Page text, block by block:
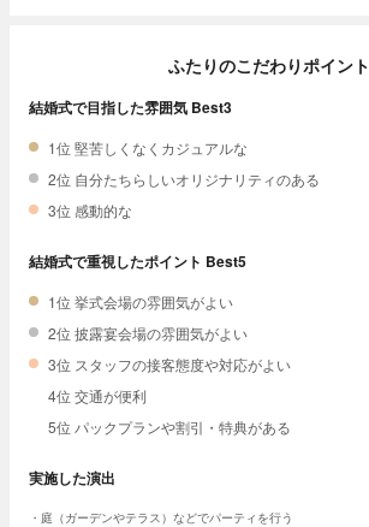
ふたりのこだわりポイント
結婚式で目指した雰囲気 Best3
1位 堅苦しくなくカジュアルな
2位 自分たちらしいオリジナリティのある
3位 感動的な
結婚式で重視したポイント Best5
1位 挙式会場の雰囲気がよい
2位 披露宴会場の雰囲気がよい
3位 スタッフの接客態度や対応がよい
4位 交通が便利
5位 パックプランや割引・特典がある
実施した演出
庭（ガーデンやテラス）などでパーティを行う